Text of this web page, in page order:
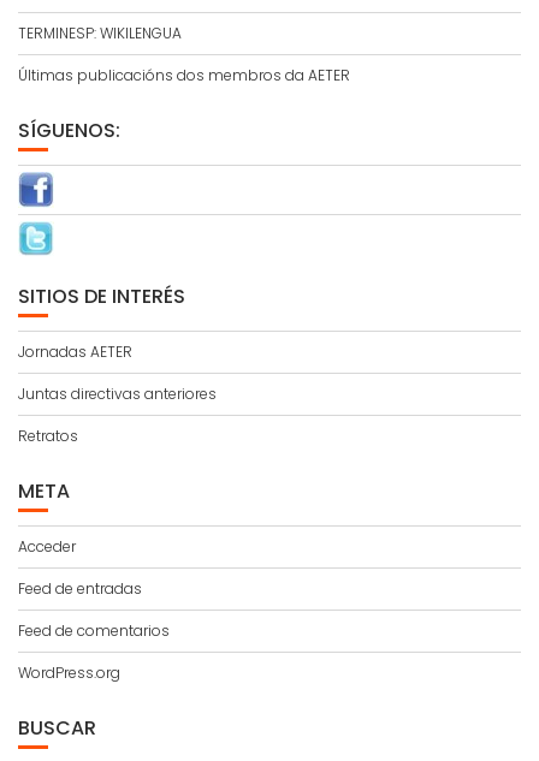
TERMINESP: WIKILENGUA
Últimas publicacións dos membros da AETER
SÍGUENOS:
SITIOS DE INTERÉS
Jornadas AETER
Juntas directivas anteriores
Retratos
META
Acceder
Feed de entradas
Feed de comentarios
WordPress.org
BUSCAR